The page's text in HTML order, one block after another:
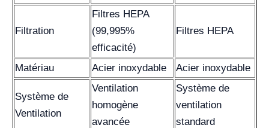
Filtration
Filtres HEPA
(99,995%
efficacité)
Filtres HEPA
Matériau Acier inoxydable Acier inoxydable
Système de
Ventilation
Ventilation
homogène
avancée
Système de
ventilation
standard